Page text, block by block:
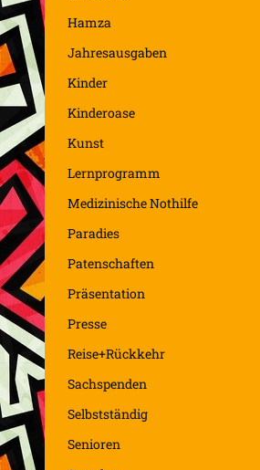
Hamza
Jahresausgaben
Kinder
Kinderoase
Kunst
Lernprogramm
Medizinische Nothilfe
Paradies
Patenschaften
Präsentation
Presse
Reise+Rückkehr
Sachspenden
Selbstständig
Senioren